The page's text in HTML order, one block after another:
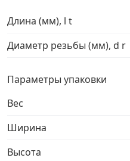
Метрический крепеж
Электро и
Длина (мм), l t
Диаметр резьбы (мм), d r
Параметры упаковки
Вес
Ширина
Высота